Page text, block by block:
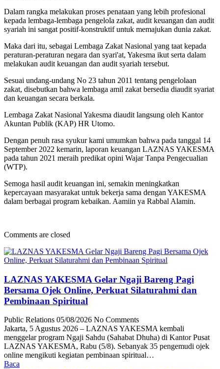
Dalam rangka melakukan proses penataan yang lebih profesional
kepada lembaga-lembaga pengelola zakat, audit keuangan dan audit
syariah ini sangat positif-konstruktif untuk memajukan dunia zakat.
Maka dari itu, sebagai Lembaga Zakat Nasional yang taat kepada
peraturan-peraturan negara dan syari'at, Yakesma ikut serta dalam
melakukan audit keuangan dan audit syariah tersebut.
Sesuai undang-undang No 23 tahun 2011 tentang pengelolaan
zakat, disebutkan bahwa lembaga amil zakat bersedia diaudit syariat
dan keuangan secara berkala.
Lembaga Zakat Nasional Yakesma diaudit langsung oleh Kantor
Akuntan Publik (KAP) HR Utomo.
Dengan penuh rasa syukur kami umumkan bahwa pada tanggal 14
September 2022 kemarin, laporan keuangan LAZNAS YAKESMA
pada tahun 2021 meraih predikat opini Wajar Tanpa Pengecualian
(WTP).
Semoga hasil audit keuangan ini, semakin meningkatkan
kepercayaan masyarakat untuk bekerja sama dengan YAKESMA
dalam berbagai program kebaikan. Aamiin ya Rabbal Alamin.
Comments are closed
LAZNAS YAKESMA Gelar Ngaji Bareng Pagi
Bersama Ojek Online, Perkuat Silaturahmi dan
Pembinaan Spiritual
Public Relations 05/08/2026 No Comments
Jakarta, 5 Agustus 2026 – LAZNAS YAKESMA kembali
menggelar program Ngaji Sahdu (Sahabat Dhuha) di Kantor Pusat
LAZNAS YAKESMA, Rabu (5/8). Sebanyak 35 pengemudi ojek
online mengikuti kegiatan pembinaan spiritual…
Baca